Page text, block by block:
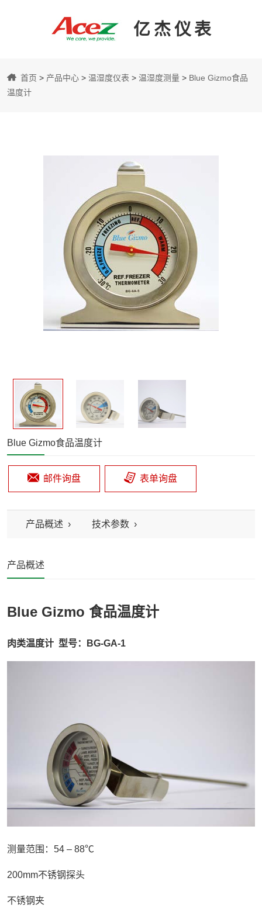
亿杰仪表
首页 > 产品中心 > 温湿度仪表 > 温湿度测量 > Blue Gizmo食品
温度计
Blue Gizmo食品温度计
邮件询盘 表单询盘
产品概述 技术参数
产品概述
Blue Gizmo 食品温度计
肉类温度计 型号：BG-GA-1
测量范围：54 – 88℃
200mm不锈钢探头
不锈钢夹